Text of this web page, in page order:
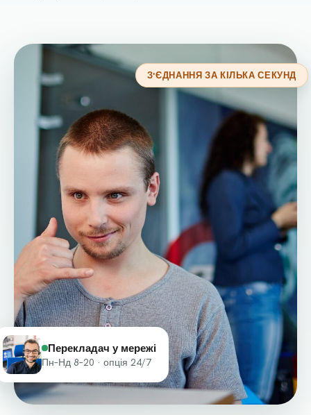
Перекладач у мережі
Пн–Нд 8–20 · опція 24/7
З'ЄДНАННЯ ЗА КІЛЬКА СЕКУНД